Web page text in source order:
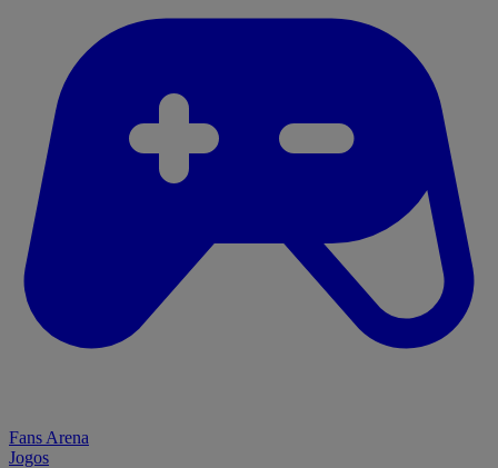
Fans Arena
Jogos